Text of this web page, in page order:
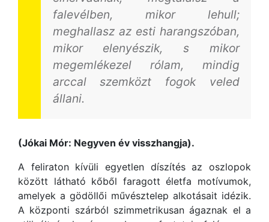
falevélben, mikor lehull;
meghallasz az esti harangszóban,
mikor elenyészik, s mikor
megemlékezel rólam, mindig
arccal szemközt fogok veled
állani.
(Jókai Mór: Negyven év visszhangja).
A feliraton kívüli egyetlen díszítés az oszlopok
között látható kőből faragott életfa motívumok,
amelyek a gödöllői művésztelep alkotásait idézik.
A központi szárból szimmetrikusan ágaznak el a